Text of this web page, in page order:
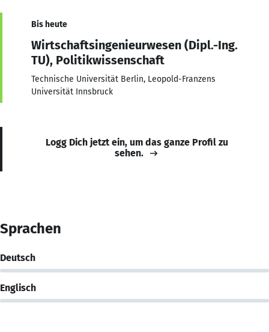
Bis heute
Wirtschaftsingenieurwesen (Dipl.-Ing.
TU), Politikwissenschaft
Technische Universität Berlin, Leopold-Franzens
Universität Innsbruck
Logg Dich jetzt ein, um das ganze Profil zu
sehen.
Sprachen
Deutsch
Englisch